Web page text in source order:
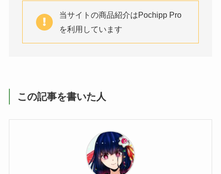
当サイトの商品紹介はPochipp Pro
を利用しています
この記事を書いた人